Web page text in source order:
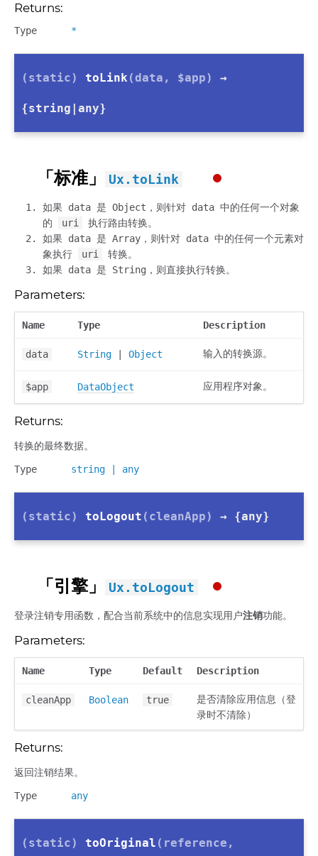
Returns:
Type *
(static) toLink (data, $app) →
{string|any}
「标准」 Ux.toLink
如果 data 是 Object，则针对 data 中的任何一个对象
的
uri
执行路由转换。
如果 data 是 Array，则针对 data 中的任何一个元素对
象执行
uri
转换。
如果 data 是 String，则直接执行转换。
Parameters:
Name Type Description
data String Object 输入的转换源。
$app DataObject 应用程序对象。
Returns:
转换的最终数据。
Type string any
(static) toLogout (cleanApp) → {any}
「引擎」 Ux.toLogout
登录注销专用函数，配合当前系统中的信息实现用户注销功能。
Parameters:
Name Type Default Description
cleanApp Boolean true
是否清除应用信息（登
录时不清除）
Returns:
返回注销结果。
Type any
(static) toOriginal (reference,